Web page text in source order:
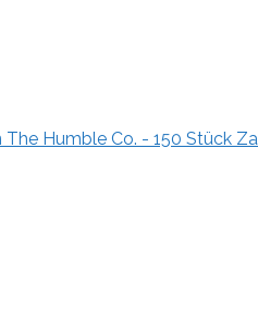
Humble Co. - 150 Stück